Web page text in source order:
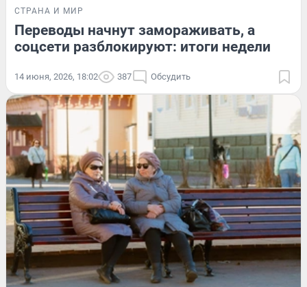
СТРАНА И МИР
Переводы начнут замораживать, а
соцсети разблокируют: итоги недели
14 июня, 2026, 18:02 387 Обсудить